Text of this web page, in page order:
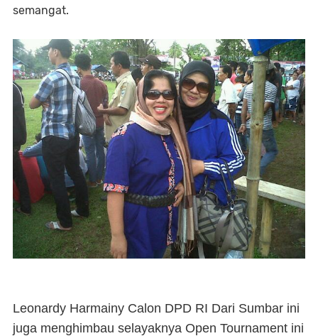
semangat.
Leonardy Harmainy Calon DPD RI Dari Sumbar ini
juga menghimbau selayaknya Open Tournament ini